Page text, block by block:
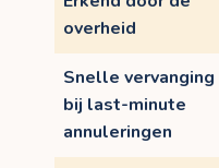
overheid
Snelle vervanging
bij last-minute
annuleringen